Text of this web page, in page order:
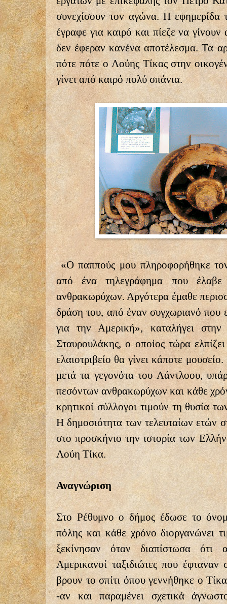
συνεχίσουν τον αγώνα. Η εφημερίδα
έγραφε για καιρό και πίεζε να γίνουν
δεν έφεραν κανένα αποτέλεσμα. Τα
πότε πότε ο Λούης Τίκας στην
γίνει από καιρό πολύ σπάνια.
«Ο παππούς μου πληροφορήθηκε
από ένα τηλεγράφημα που
ανθρακωρύχων. Αργότερα έμαθε
δράση του, από έναν συγχωριανό που
για την Αμερική», καταλήγει
Σταυρουλάκης, ο οποίος τώρα
ελαιοτριβείο θα γίνει κάποτε
μετά τα γεγονότα του Λάντλοου,
πεσόντων ανθρακωρύχων και κάθε
κρητικοί σύλλογοι τιμούν τη θυσία
Η δημοσιότητα των τελευταίων ετών
στο προσκήνιο την ιστορία των
Λούη Τίκα.
Αναγνώριση
Στο Ρέθυμνο ο δήμος έδωσε το
πόλης και κάθε χρόνο διοργανώνει
ξεκίνησαν όταν διαπίστωσα ότι
Αμερικανοί ταξιδιώτες που
βρουν το σπίτι όπου γεννήθηκε ο
-αν και παραμένει σχετικά